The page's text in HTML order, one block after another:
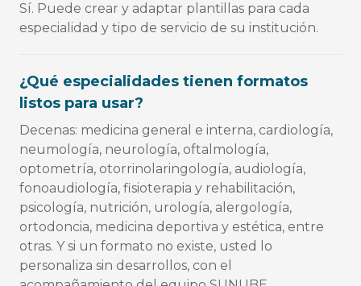
Sí. Puede crear y adaptar plantillas para cada
especialidad y tipo de servicio de su institución.
¿Qué especialidades tienen formatos
listos para usar?
Decenas: medicina general e interna, cardiología,
neumología, neurología, oftalmología,
optometría, otorrinolaringología, audiología,
fonoaudiología, fisioterapia y rehabilitación,
psicología, nutrición, urología, alergología,
ortodoncia, medicina deportiva y estética, entre
otras. Y si un formato no existe, usted lo
personaliza sin desarrollos, con el